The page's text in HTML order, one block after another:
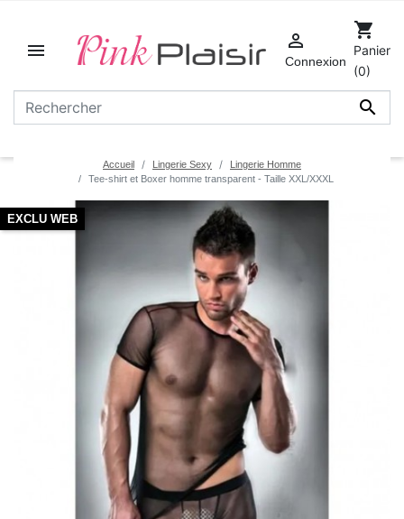



Connexion
shopping_cart
Panier
(0)
Accueil Lingerie Sexy
Lingerie Homme
Tee-shirt et Boxer homme transparent - Taille XXL/XXXL
EXCLU WEB